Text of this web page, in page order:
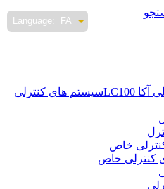
Language: FA
سیستم های کنترلی
خاص